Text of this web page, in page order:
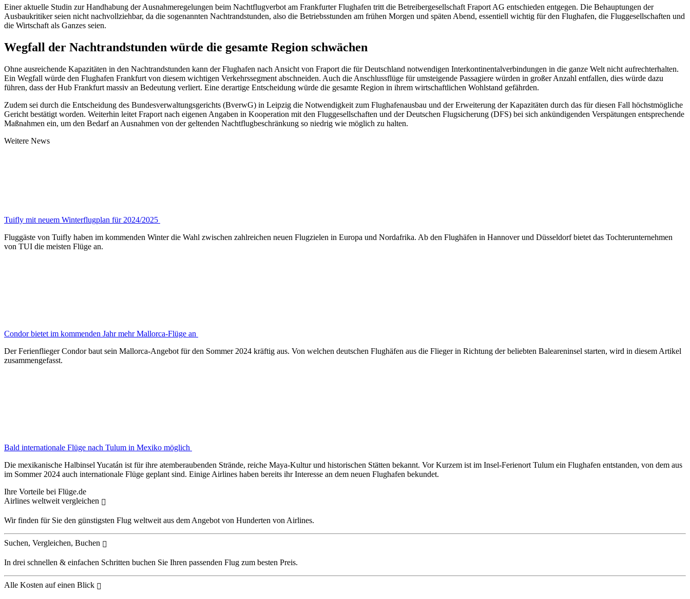
Einer aktuelle Studin zur Handhabung der Ausnahmeregelungen beim Nachtflugverbot am Frankfurter Flughafen tritt die Betreibergesellschaft Fraport AG entschieden entgegen. Die Behauptungen der
Ausbaukritiker seien nicht nachvollziehbar, da die sogenannten Nachtrandstunden, also die Betriebsstunden am frühen Morgen und späten Abend, essentiell wichtig für den Flughafen, die Fluggesellschaften und
die Wirtschaft als Ganzes seien.
Wegfall der Nachtrandstunden würde die gesamte Region schwächen
Ohne ausreichende Kapazitäten in den Nachtrandstunden kann der Flughafen nach Ansicht von Fraport die für Deutschland notwendigen Interkontinentalverbindungen in die ganze Welt nicht aufrechterhalten.
Ein Wegfall würde den Flughafen Frankfurt von diesem wichtigen Verkehrssegment abschneiden. Auch die Anschlussflüge für umsteigende Passagiere würden in großer Anzahl entfallen, dies würde dazu
führen, dass der Hub Frankfurt massiv an Bedeutung verliert. Eine derartige Entscheidung würde die gesamte Region in ihrem wirtschaftlichen Wohlstand gefährden.
Zudem sei durch die Entscheidung des Bundesverwaltungsgerichts (BverwG) in Leipzig die Notwendigkeit zum Flughafenausbau und der Erweiterung der Kapazitäten durch das für diesen Fall höchstmögliche
Gericht bestätigt worden. Weiterhin leitet Fraport nach eigenen Angaben in Kooperation mit den Fluggesellschaften und der Deutschen Flugsicherung (DFS) bei sich ankündigenden Verspätungen entsprechende
Maßnahmen ein, um den Bedarf an Ausnahmen von der geltenden Nachtflugbeschränkung so niedrig wie möglich zu halten.
Weitere News
Tuifly mit neuem Winterflugplan für 2024/2025
Fluggäste von Tuifly haben im kommenden Winter die Wahl zwischen zahlreichen neuen Flugzielen in Europa und Nordafrika. Ab den Flughäfen in Hannover und Düsseldorf bietet das Tochterunternehmen
von TUI die meisten Flüge an.
Condor bietet im kommenden Jahr mehr Mallorca-Flüge an
Der Ferienflieger Condor baut sein Mallorca-Angebot für den Sommer 2024 kräftig aus. Von welchen deutschen Flughäfen aus die Flieger in Richtung der beliebten Baleareninsel starten, wird in diesem Artikel
zusammengefasst.
Bald internationale Flüge nach Tulum in Mexiko möglich
Die mexikanische Halbinsel Yucatán ist für ihre atemberaubenden Strände, reiche Maya-Kultur und historischen Stätten bekannt. Vor Kurzem ist im Insel-Ferienort Tulum ein Flughafen entstanden, von dem aus
im Sommer 2024 auch internationale Flüge geplant sind. Einige Airlines haben bereits ihr Interesse an dem neuen Flughafen bekundet.
Ihre Vorteile bei Flüge.de
Airlines weltweit vergleichen
Wir finden für Sie den günstigsten Flug weltweit aus dem Angebot von Hunderten von Airlines.
Suchen, Vergleichen, Buchen
In drei schnellen & einfachen Schritten buchen Sie Ihren passenden Flug zum besten Preis.
Alle Kosten auf einen Blick